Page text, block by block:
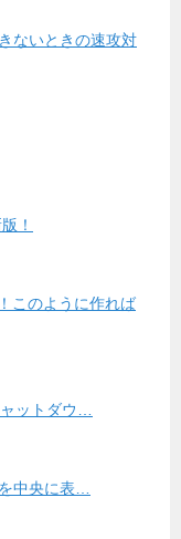
ないときの速攻対
！
このように作れば
ャットダウ…
中央に表…